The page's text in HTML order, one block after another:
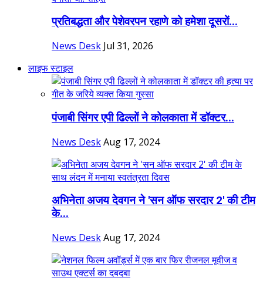
प्रतिबद्धता और पेशेवरपन रहाणे को हमेशा दूसरों...
News Desk Jul 31, 2026
लाइफ स्टाइल
पंजाबी सिंगर एपी ढिल्लों ने कोलकाता में डॉक्टर...
News DeskAug 17, 2024
अभिनेता अजय देवगन ने 'सन ऑफ सरदार 2' की टीम
के...
News DeskAug 17, 2024